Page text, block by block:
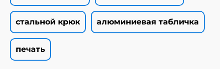
стальной крюк алюминиевая табличка
печать